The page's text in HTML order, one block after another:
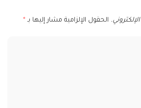
الحقول الإلزامية مشار إليها بـ *